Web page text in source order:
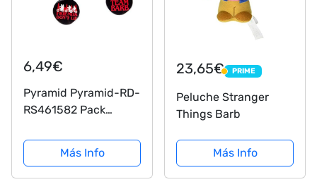
6,49€
Pyramid Pyramid-RD-
RS461582 Pack
Things Logo,
Multicolor (BP80656)
Más Info
23,65€ PRIME
PRIME
Peluche Stranger
Things Barb
Más Info